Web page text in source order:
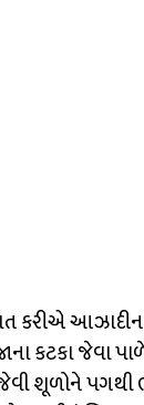
કરીએ
કટકા જેવા
શૂળોને પગથી